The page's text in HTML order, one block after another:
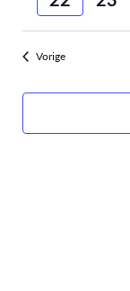
week
Vorige